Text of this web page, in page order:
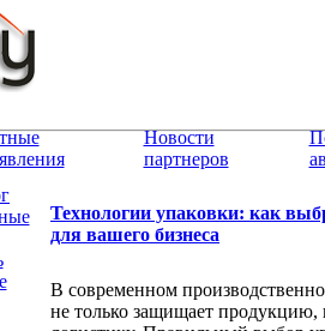
Новости
партнеров
Технологии упаковки: как
для вашего бизнеса
В современном
не только защищает продукцию,